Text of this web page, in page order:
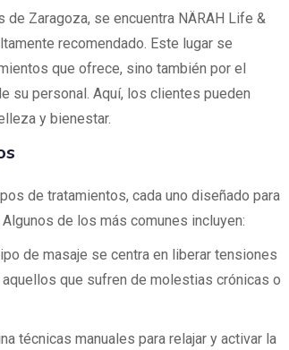
de Zaragoza, se encuentra NÄRAH Life &
recomendado. Este lugar se
que ofrece, sino también por el
su personal. Aquí, los clientes pueden
y bienestar.
de tratamientos, cada uno diseñado para
de los más comunes incluyen:
de masaje se centra en liberar tensiones
que sufren de molestias crónicas o
técnicas manuales para relajar y activar la